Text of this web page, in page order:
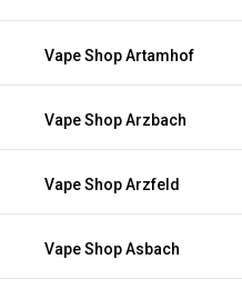
Vape Shop Artamhof
Vape Shop Arzbach
Vape Shop Arzfeld
Vape Shop Asbach